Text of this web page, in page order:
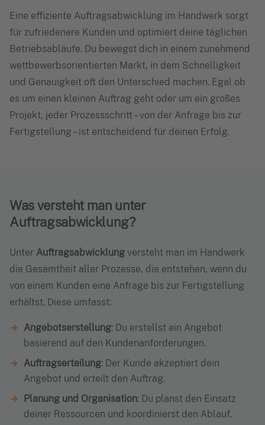
Eine effiziente Auftragsabwicklung im Handwerk sorgt
für zufriedenere Kunden und optimiert deine täglichen
Betriebsabläufe. Du bewegst dich in einem zunehmend
wettbewerbsorientierten Markt, in dem Schnelligkeit
und Genauigkeit oft den Unterschied machen. Egal ob
es um einen kleinen Auftrag geht oder um ein großes
Projekt, jeder Prozessschritt – von der Anfrage bis zur
Fertigstellung – ist entscheidend für deinen Erfolg.
Was versteht man unter
Auftragsabwicklung?
Unter Auftragsabwicklung versteht man im Handwerk
die Gesamtheit aller Prozesse, die entstehen, wenn du
von einem Kunden eine Anfrage bis zur Fertigstellung
erhältst. Diese umfasst:
Angebotserstellung: Du erstellst ein Angebot
basierend auf den Kundenanforderungen.
Auftragserteilung: Der Kunde akzeptiert dein
Angebot und erteilt den Auftrag.
Planung und Organisation: Du planst den Einsatz
deiner Ressourcen und koordinierst den Ablauf.